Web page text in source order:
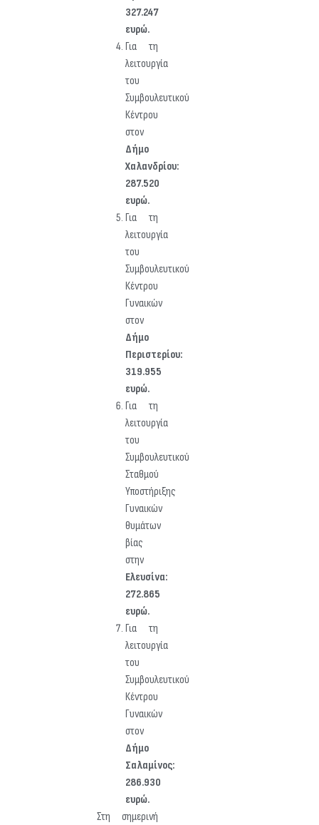
327.247
ευρώ.
Για τη
λειτουργία
του
Συμβουλευτικού
Κέντρου
στον
Δήμο
Χαλανδρίου:
287.520
ευρώ.
Για τη
λειτουργία
του
Συμβουλευτικού
Κέντρου
Γυναικών
στον
Δήμο
Περιστερίου:
319.955
ευρώ.
Για τη
λειτουργία
του
Συμβουλευτικού
Σταθμού
Υποστήριξης
Γυναικών
θυμάτων
βίας
στην
Ελευσίνα:
272.865
ευρώ.
Για τη
λειτουργία
του
Συμβουλευτικού
Κέντρου
Γυναικών
στον
Δήμο
Σαλαμίνος:
286.930
ευρώ.
Στη σημερινή